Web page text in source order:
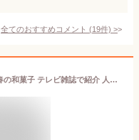
全てのおすすめコメント (19件) >
笹ざくら 笹団子 ピンク桜スイーツ 春の和菓子 テレビ雑誌で紹介 人気 お菓子 笹ざくら１０個セット お祝いに 新潟土産